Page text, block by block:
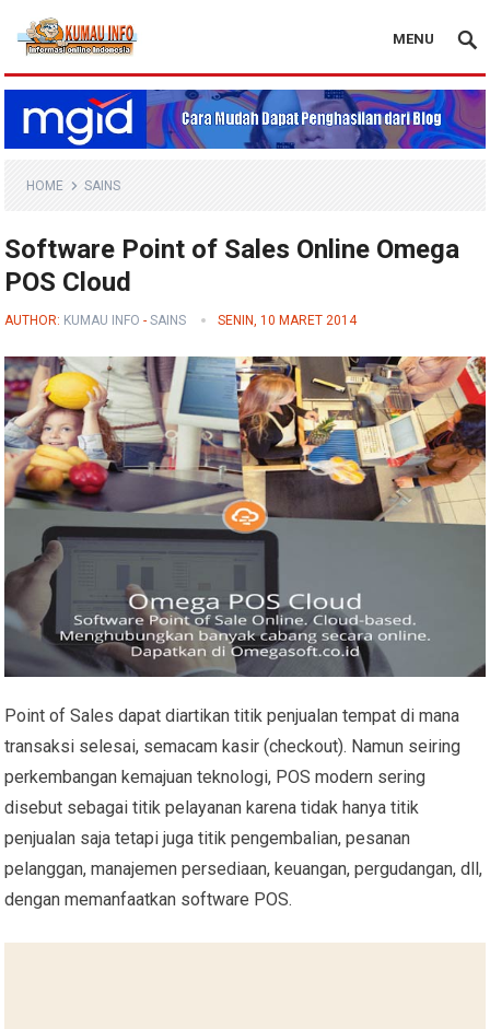
Blog Kumau Info
MENU
HOME SAINS
Software Point of Sales Online Omega
POS Cloud
AUTHOR: KUMAU INFO -SAINS SENIN, 10 MARET 2014
Point of Sales dapat diartikan titik penjualan tempat di mana
transaksi selesai, semacam kasir (checkout). Namun seiring
perkembangan kemajuan teknologi, POS modern sering
disebut sebagai titik pelayanan karena tidak hanya titik
penjualan saja tetapi juga titik pengembalian, pesanan
pelanggan, manajemen persediaan, keuangan, pergudangan, dll,
dengan memanfaatkan software POS.